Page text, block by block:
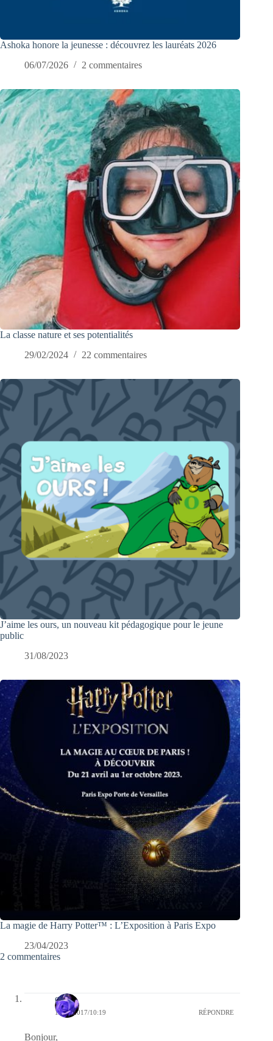
Ashoka honore la jeunesse : découvrez les lauréats 2026
06/07/2026
2 commentaires
La classe nature et ses potentialités
29/02/2024
22 commentaires
J’aime les ours, un nouveau kit pédagogique pour le jeune
public
31/08/2023
La magie de Harry Potter™ : L’Exposition à Paris Expo
23/04/2023
2 commentaires
covix
13/09/2017/10:19 RÉPONDRE
Bonjour,